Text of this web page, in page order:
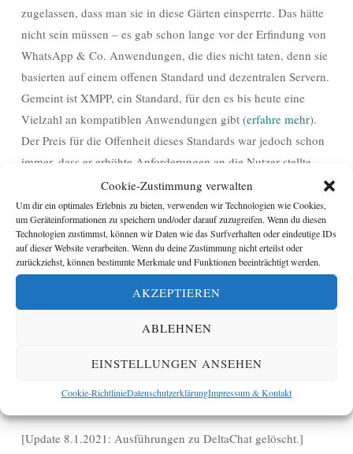
Cookie-Zustimmung verwalten
Um dir ein optimales Erlebnis zu bieten, verwenden wir Technologien wie Cookies,
um Geräteinformationen zu speichern und/oder darauf zuzugreifen. Wenn du diesen
Technologien zustimmst, können wir Daten wie das Surfverhalten oder eindeutige IDs
auf dieser Website verarbeiten. Wenn du deine Zustimmung nicht erteilst oder
zurückziehst, können bestimmte Merkmale und Funktionen beeinträchtigt werden.
AKZEPTIEREN
ABLEHNEN
EINSTELLUNGEN ANSEHEN
Cookie-RichtlinieDatenschutzerklärungImpressum & Kontakt
zugelassen, dass man sie in diese Gärten einsperrte. Das hätte
nicht sein müssen – es gab schon lange vor der Erfindung von
WhatsApp & Co. Anwendungen, die dies nicht taten, denn sie
basierten auf einem offenen Standard und dezentralen Servern.
Gemeint ist XMPP, ein Standard, für den es bis heute eine
Vielzahl an kompatiblen Anwendungen gibt (erfahre mehr).
Der Preis für die Offenheit dieses Standards war jedoch schon
immer, dass er erhöhte Anforderungen an die Nutzer stellte.
Daher konnten sich XMPP und die passenden Anwendungen
nie auf dem Massenmarkt durchsetzen. In diesem Licht ist es
dann doch verständlich, dass WhatsApp & Co. das Rennen
machten.
Inzwischen gibt es aber eine Alternative, die wie XMPP
dezentral und offen aufgebaut ist, aber darüber hinaus einige
entscheidende Vorteile aufweist. Darüber mehr im nächsten
→ Weiter zu Teil 4
[Update 8.1.2021: Ausführungen zu DeltaChat gelöscht.]